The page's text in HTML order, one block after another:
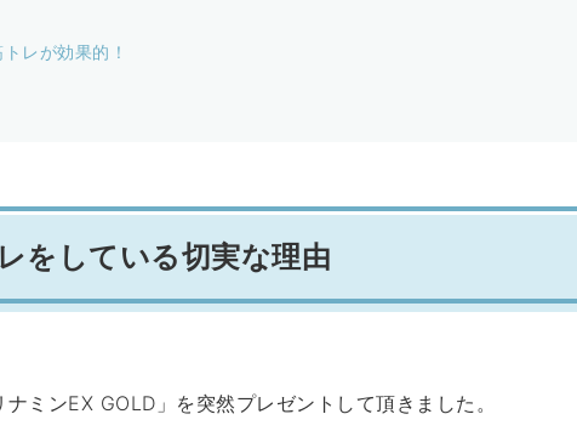
レが効果的！
をしている切実な理由
ミンEX GOLD」を突然プレゼントして頂きました。